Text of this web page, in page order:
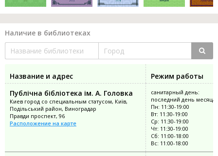
Наличие в библиотеках
Название и адрес
Режим работы
Публічна бібліотека ім. А. Головка
Киев город со специальным статусом, Київ,
Подільський район, Виноградар
Правди проспект, 96
Расположение на карте
санитарный день:
последний день месяца
Пн: 11:30-19:00
Вт: 11:30-19:00
Ср: 11:30-19:00
Чт: 11:30-19:00
Сб: 11:00-18:00
Вс: 11:00-18:00